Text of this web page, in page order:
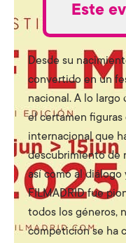
Este
Desde su
convertido en un
nacional. A lo
el certamen figuras
internacional que
descubrimiento de
así como al
FILMADRID fue
todos los géneros,
competición se ha